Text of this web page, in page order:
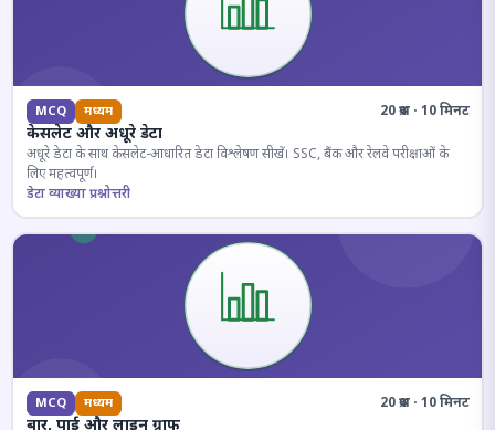
MCQ मध्यम 20 प्रश्न · 10 मिनट
केसलेट और अधूरे डेटा
अधूरे डेटा के साथ केसलेट-आधारित डेटा विश्लेषण सीखें। SSC, बैंक और रेलवे परीक्षाओं के
लिए महत्वपूर्ण।
डेटा व्याख्या प्रश्नोत्तरी
MCQ मध्यम 20 प्रश्न · 10 मिनट
बार, पाई और लाइन ग्राफ